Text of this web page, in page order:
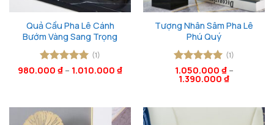
Quả Cầu Pha Lê Cánh
Bướm Vàng Sang Trọng
Được xếp
(1)
980.000 ₫ – 1.010.000 ₫
Tượng Nhân Sâm Pha Lê
Phú Quý
Được xếp
hạng55
(1)
1.050.000 ₫–
1.390.000 ₫